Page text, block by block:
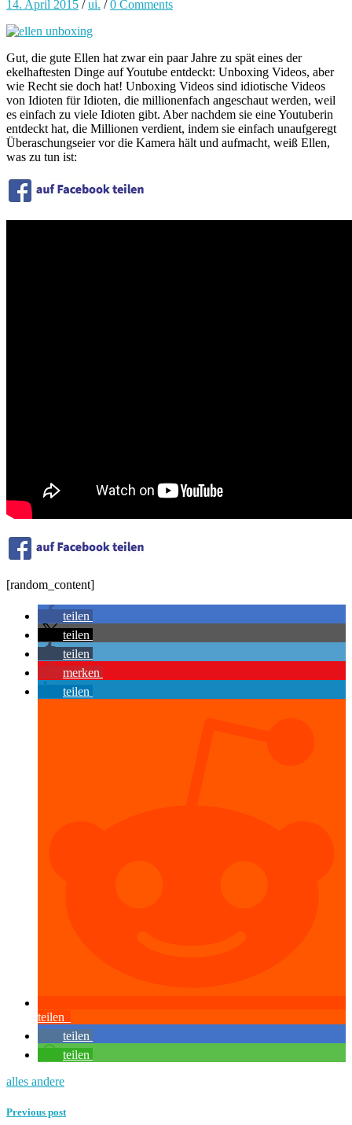
14. April 2015 /ui. /0 Comments
Gut, die gute Ellen hat zwar ein paar Jahre zu spät eines der
ekelhaftesten Dinge auf Youtube entdeckt: Unboxing Videos, aber
wie Recht sie doch hat! Unboxing Videos sind idiotische Videos
von Idioten für Idioten, die millionenfach angeschaut werden, weil
es einfach zu viele Idioten gibt. Aber nachdem sie eine Youtuberin
entdeckt hat, die Millionen verdient, indem sie einfach unaufgeregt
Überaschungseier vor die Kamera hält und aufmacht, weiß Ellen,
was zu tun ist:
[random_content]
teilen
teilen
teilen
merken
teilen
teilen
teilen
teilen
alles andere
Previous post